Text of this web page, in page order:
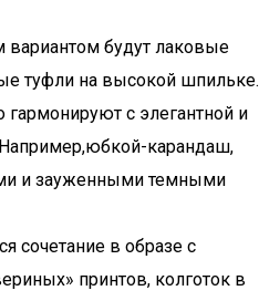
будут лаковые
туфли на высокой шпильке.
гармонируют с элегантной и
карандаш,
и зауженными темными
сочетание в образе с
принтов, колготок в